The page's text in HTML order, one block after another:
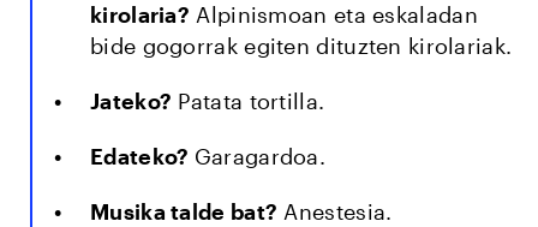
kirolaria? Alpinismoan eta eskaladan
bide gogorrak egiten dituzten kirolariak.
Jateko? Patata tortilla.
Edateko? Garagardoa.
Musika talde bat? Anestesia.